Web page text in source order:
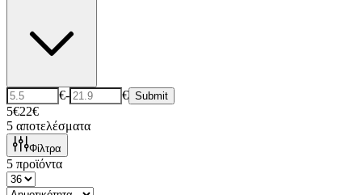
€- € Submit
5€22€
5 αποτελέσματα
Φίλτρα
5 προϊόντα